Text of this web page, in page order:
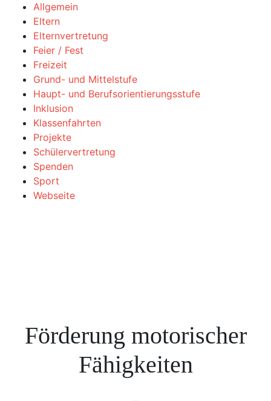
Allgemein
Eltern
Elternvertretung
Feier / Fest
Freizeit
Grund- und Mittelstufe
Haupt- und Berufsorientierungsstufe
Inklusion
Klassenfahrten
Projekte
Schülervertretung
Spenden
Sport
Webseite
Förderung motorischer
Fähigkeiten